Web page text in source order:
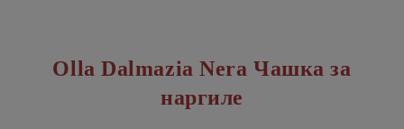
Olla Dalmazia Nera Чашка за
наргиле